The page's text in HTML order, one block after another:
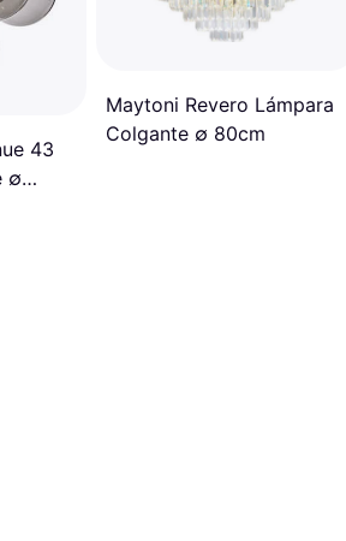
43
∅
Maytoni Revero Lámpara
Colgante ∅ 80cm